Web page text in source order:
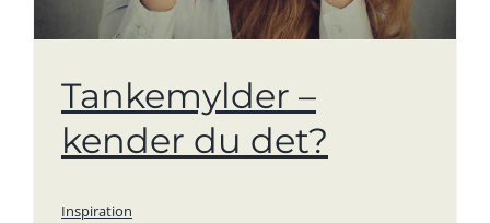
Tankemylder –
kender du det?
Inspiration